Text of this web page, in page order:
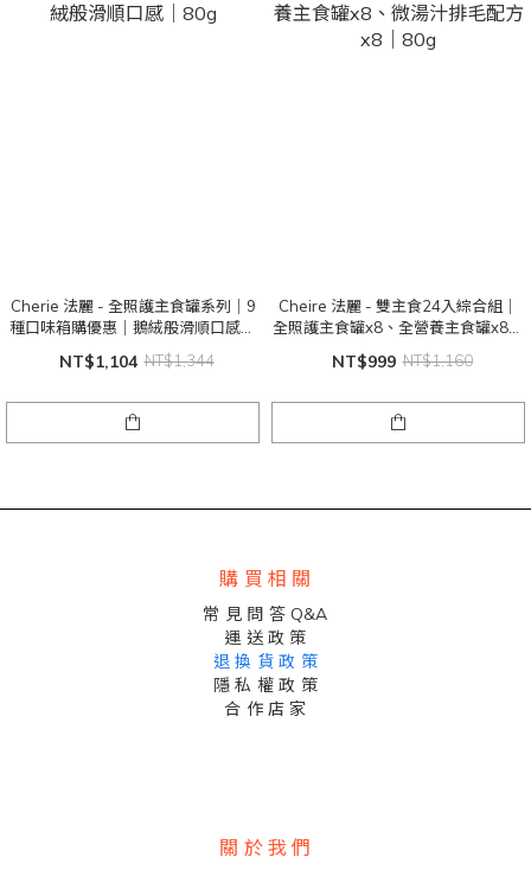
Cherie 法麗 - 全照護主食罐系列｜9
種口味箱購優惠｜鵝絨般滑順口感｜
NT$1,104 NT$1,344
Cheire 法麗 - 雙主食24入綜合組｜
全照護主食罐x8、全營養主食罐x8、
微湯汁排毛配方x8｜80g
NT$999 NT$1,160
購 買 相 關
常 見 問 答 Q&A
運 送 政 策
退 換 貨 政 策
隱 私 權 政 策
合 作 店 家
關 於 我 們